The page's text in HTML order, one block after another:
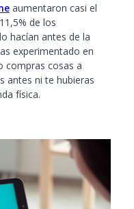
aumentaron casi el
de los
hacían antes de la
experimentado en
compras cosas a
antes ni te hubieras
física.